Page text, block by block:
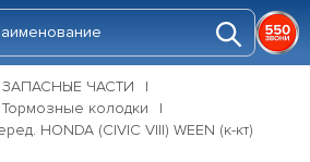
ЗАПАСНЫЕ ЧАСТИ
Тормозные колодки
HONDA (CIVIC VIII) WEEN (к-кт)